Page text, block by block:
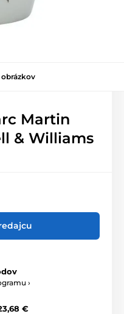
Martin
& Williams
›
€